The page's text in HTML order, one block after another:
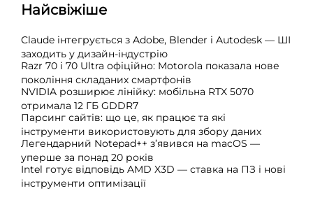
Найсвіжіше
Claude інтегрується з Adobe, Blender і Autodesk — ШІ
заходить у дизайн-індустрію
Razr 70 і 70 Ultra офіційно: Motorola показала нове
покоління складаних смартфонів
NVIDIA розширює лінійку: мобільна RTX 5070
отримала 12 ГБ GDDR7
Парсинг сайтів: що це, як працює та які
інструменти використовують для збору даних
Легендарний Notepad++ з’явився на macOS —
уперше за понад 20 років
Intel готує відповідь AMD X3D — ставка на ПЗ і нові
інструменти оптимізації